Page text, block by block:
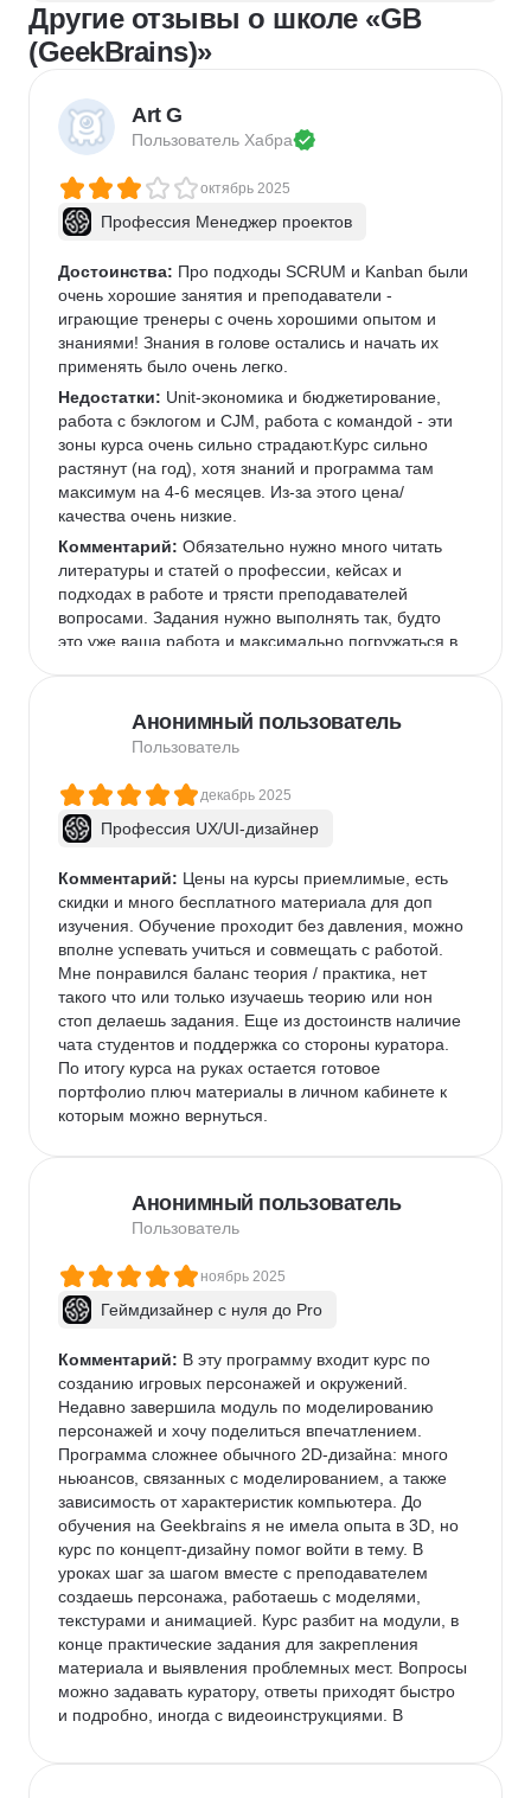
Создание анимации
Брендинг
Microsoft PowerPoint
Дизайн карточек для маркетплейсов
Колористика
Другие отзывы о школе «GB
(GeekBrains)»
Art G
Пользователь Хабра
октябрь 2025
Профессия Менеджер проектов
Достоинства: Про подходы SCRUM и Kanban были
очень хорошие занятия и преподаватели -
играющие тренеры с очень хорошими опытом и
знаниями! Знания в голове остались и начать их
применять было очень легко.
Недостатки: Unit-экономика и бюджетирование,
работа с бэклогом и CJM, работа с командой - эти
зоны курса очень сильно страдают.Курс сильно
растянут (на год), хотя знаний и программа там
максимум на 4-6 месяцев. Из-за этого цена/
качества очень низкие.
Комментарий: Обязательно нужно много читать
литературы и статей о профессии, кейсах и
подходах в работе и трясти преподавателей
вопросами. Задания нужно выполнять так, будто
это уже ваша работа и максимально погружаться в
Анонимный пользователь
Пользователь
декабрь 2025
Профессия UX/UI-дизайнер
Комментарий: Цены на курсы приемлимые, есть
скидки и много бесплатного материала для доп
изучения. Обучение проходит без давления, можно
вполне успевать учиться и совмещать с работой.
Мне понравился баланс теория / практика, нет
такого что или только изучаешь теорию или нон
стоп делаешь задания. Еще из достоинств наличие
чата студентов и поддержка со стороны куратора.
По итогу курса на руках остается готовое
портфолио плюч материалы в личном кабинете к
которым можно вернуться.
Анонимный пользователь
Пользователь
ноябрь 2025
Геймдизайнер с нуля до Pro
Комментарий: В эту программу входит курс по
созданию игровых персонажей и окружений.
Недавно завершила модуль по моделированию
персонажей и хочу поделиться впечатлением.
Программа сложнее обычного 2D-дизайна: много
ньюансов, связанных с моделированием, а также
зависимость от характеристик компьютера. До
обучения на Geekbrains я не имела опыта в 3D, но
курс по концепт-дизайну помог войти в тему. В
уроках шаг за шагом вместе с преподавателем
создаешь персонажа, работаешь с моделями,
текстурами и анимацией. Курс разбит на модули, в
конце практические задания для закрепления
материала и выявления проблемных мест. Вопросы
можно задавать куратору, ответы приходят быстро
и подробно, иногда с видеоинструкциями. В